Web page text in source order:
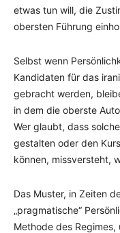
etwas tun will, die
obersten Führung
Selbst wenn
Kandidaten für das
gebracht werden,
in dem die oberste
Wer glaubt, dass
gestalten oder den
können, missversteht,
Das Muster, in Zeiten
„pragmatische“
Methode des